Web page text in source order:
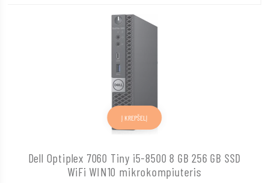
Dell Optiplex 7060 Tiny i5-8500 8 GB 256 GB SSD
WiFi WIN10 mikrokompiuteris
Į KREPŠELĮ